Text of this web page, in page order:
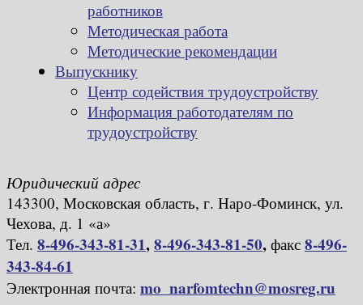
работников
Методическая работа
Методические рекомендации
Выпускнику
Центр содействия трудоустройству
Информация работодателям по
трудоустройству
Юридический адрес
143300, Московская область, г. Наро-Фоминск, ул.
Чехова, д. 1 «а»
Тел. 8-496-343-81-31,8-496-343-81-50, факс 8-496-
343-84-61
Электронная почта: mo_narfomtechn@mosreg.ru